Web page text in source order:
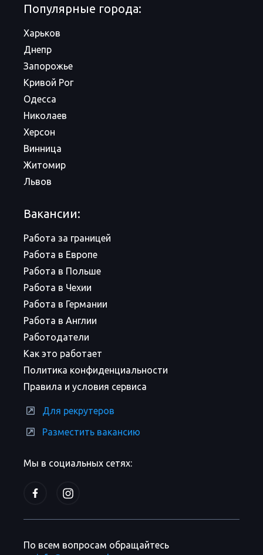
Мы в социальных сетях:
Популярные города:
Харьков
Днепр
Запорожье
Кривой Рог
Одесса
Николаев
Херсон
Винница
Житомир
Львов
Вакансии:
Работа за границей
Работа в Европе
Работа в Польше
Работа в Чехии
Работа в Германии
Работа в Англии
Работодатели
Как это работает
Политика конфиденциальности
Правила и условия сервиса
Для рекрутеров
Разместить вакансию
По всем вопросам обращайтесь